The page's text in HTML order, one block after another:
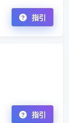
指引
指引